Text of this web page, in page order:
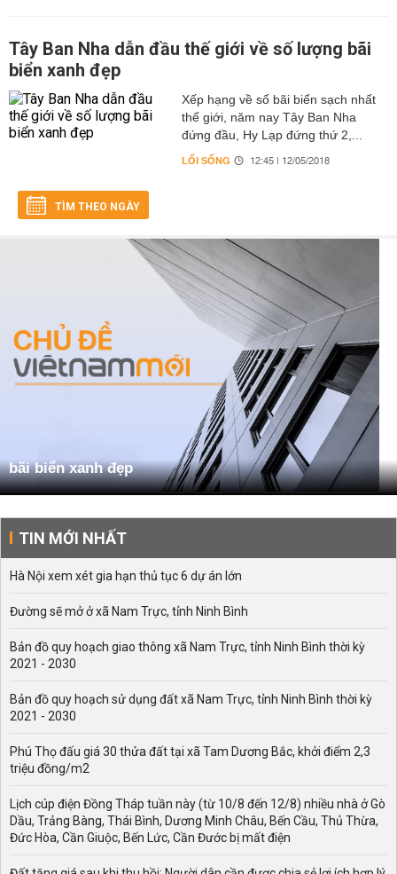
Tây Ban Nha dẫn đầu thế giới về số lượng bãi
biển xanh đẹp
Xếp hạng về số bãi biển sạch nhất
thế giới, năm nay Tây Ban Nha
đứng đầu, Hy Lạp đứng thứ 2,...
LỐI SỐNG 12:45 | 12/05/2018
TÌM THEO NGÀY
bãi biển xanh đẹp
TIN MỚI NHẤT
Hà Nội xem xét gia hạn thủ tục 6 dự án lớn
Đường sẽ mở ở xã Nam Trực, tỉnh Ninh Bình
Bản đồ quy hoạch giao thông xã Nam Trực, tỉnh Ninh Bình thời kỳ
2021 - 2030
Bản đồ quy hoạch sử dụng đất xã Nam Trực, tỉnh Ninh Bình thời kỳ
2021 - 2030
Phú Thọ đấu giá 30 thửa đất tại xã Tam Dương Bắc, khởi điểm 2,3
triệu đồng/m2
Lịch cúp điện Đồng Tháp tuần này (từ 10/8 đến 12/8) nhiều nhà ở Gò
Dầu, Trảng Bàng, Thái Bình, Dương Minh Châu, Bến Cầu, Thủ Thừa,
Đức Hòa, Cần Giuộc, Bến Lức, Cần Đước bị mất điện